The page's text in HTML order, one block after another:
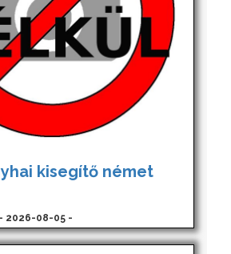
kisegítő német
2026-08-05 -